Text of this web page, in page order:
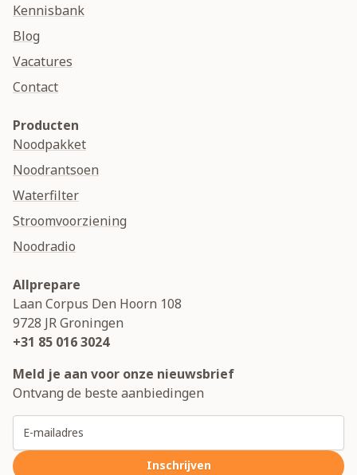
Kennisbank
Blog
Vacatures
Contact
Producten
Noodpakket
Noodrantsoen
Waterfilter
Stroomvoorziening
Noodradio
Allprepare
Laan Corpus Den Hoorn 108
9728 JRGroningen
+31 85 016 3024
Meld je aan voor onze nieuwsbrief
Ontvang de beste aanbiedingen
Inschrijven